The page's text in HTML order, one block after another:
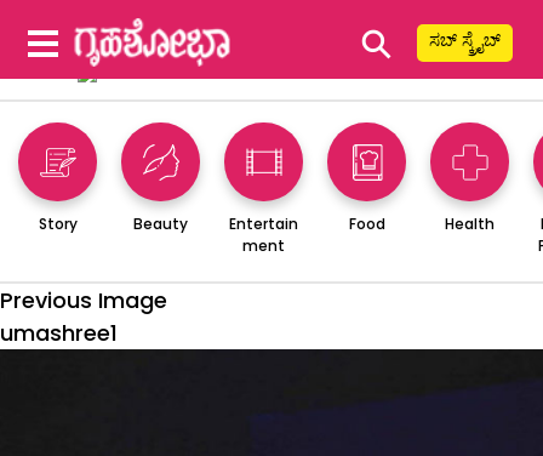
⚲ ಸಬ್ ಸ್ಕ್ರೈಬ್
Story Beauty
Entertain
ment
Food Health
Previous Image
umashree1